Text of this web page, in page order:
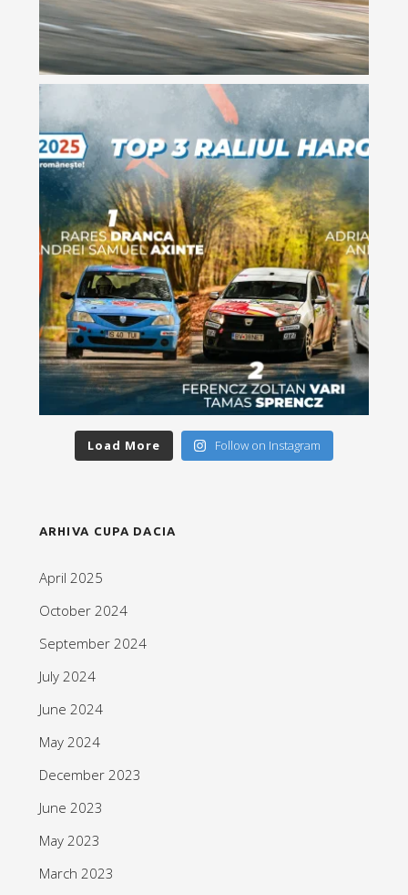
Load More Follow on Instagram
ARHIVA CUPA DACIA
April 2025
October 2024
September 2024
July 2024
June 2024
May 2024
December 2023
June 2023
May 2023
March 2023